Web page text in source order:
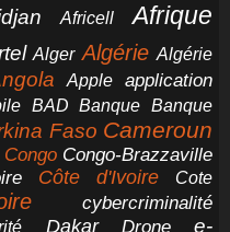
Africell Afrique
Alger Algérie Algérie
Apple application
BAD Banque Banque
Faso Cameroun
Congo Congo-Brazzaville
Côte d'Ivoire
Cote
cybercriminalité
Dakar Drone
e-